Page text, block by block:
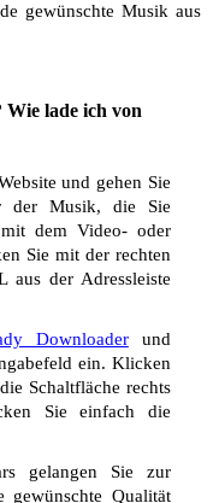
gewünschte Musik aus
lade ich von
und gehen Sie
der Musik, die Sie
mit dem Video- oder
Sie mit der rechten
aus der Adressleiste
Downloaderund
ein. Klicken
Schaltfläche rechts
Sie einfach die
gelangen Sie zur
gewünschte Qualität